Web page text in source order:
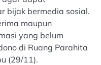
bijak bermedia sosial.
maupun
yang belum
di Ruang Parahita
(29/11).